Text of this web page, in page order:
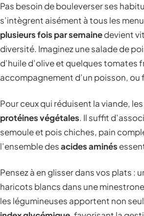
Pas besoin de bouleverser ses
s’intègrent aisément à tous les
plusieurs fois par semainedevient
diversité. Imaginez une salade de
d’huile d’olive et quelques tomates
accompagnement d’un poisson,
Pour ceux qui réduisent la viande,
protéines végétales. Il suffit
semoule et pois chiches, pain
l’ensemble desacides aminés
Pensez à en glisser dans vos plats :
haricots blancs dans une
les légumineuses apportent non